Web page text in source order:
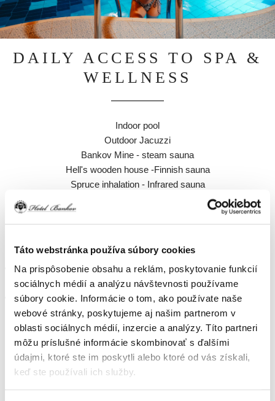
Táto webstránka používa súbory cookies
Na prispôsobenie obsahu a reklám, poskytovanie funkcií
sociálnych médií a analýzu návštevnosti používame
súbory cookie. Informácie o tom, ako používate naše
webové stránky, poskytujeme aj našim partnerom v
oblasti sociálnych médií, inzercie a analýzy. Títo partneri
môžu príslušné informácie skombinovať s ďalšími
údajmi, ktoré ste im poskytli alebo ktoré od vás získali,
keď ste používali ich služby.
DAILY ACCESS TO SPA &
WELLNESS
Indoor pool
Outdoor Jacuzzi
Bankov Mine - steam sauna
Hell's wooden house -Finnish sauna
Spruce inhalation - Infrared sauna
Relaxation room with fireplace-tepidarium
Open hours: Mon-Thu - 16:00-21:00, Fri-16:00-22:00, Sat-
10:00-22:00-saunas from 14:00, Sun-14:00-22:00
Reservation of access on tel.: +421 905 470 123
RELAX YOUR BODY AND